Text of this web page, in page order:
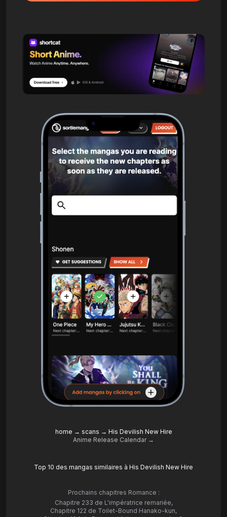
home → scans → His Devilish New Hire
Anime Release Calendar →
Top 10 des mangas similaires à His Devilish New Hire
Prochains chapitres Romance :
Chapitre 233 de L'impératrice remariée,
Chapitre 122 de Toilet-Bound Hanako-kun,